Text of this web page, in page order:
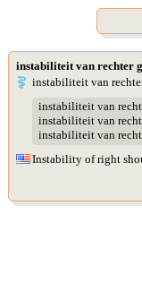
instabiliteit van rechter
instabiliteit van
instabiliteit van
instabiliteit van
instabiliteit van
Instability of right